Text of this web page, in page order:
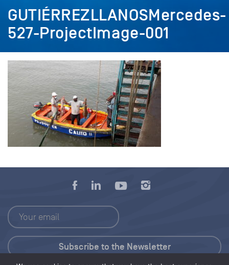
GUTIÉRREZLLANOSMercedes-
527-ProjectImage-001